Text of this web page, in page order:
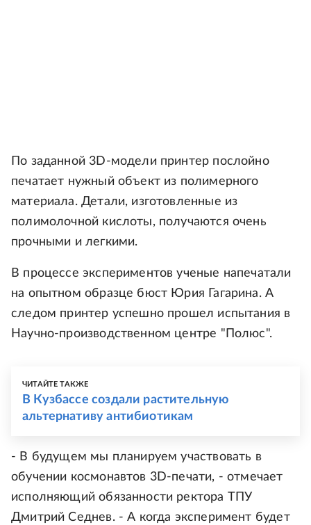
По заданной 3D-модели принтер послойно
печатает нужный объект из полимерного
материала. Детали, изготовленные из
полимолочной кислоты, получаются очень
прочными и легкими.
В процессе экспериментов ученые напечатали
на опытном образце бюст Юрия Гагарина. А
следом принтер успешно прошел испытания в
Научно-производственном центре "Полюс".
ЧИТАЙТЕ ТАКЖЕ
В Кузбассе создали растительную
альтернативу антибиотикам
- В будущем мы планируем участвовать в
обучении космонавтов 3D-печати, - отмечает
исполняющий обязанности ректора ТПУ
Дмитрий Седнев. - А когда эксперимент будет